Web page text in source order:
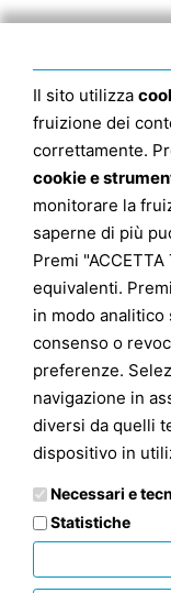
Il sito utilizza
fruizione dei
correttamente.
cookie e
monitorare la
saperne di più
Premi
equivalenti.
in modo
consenso o
preferenze.
navigazione in
diversi da quelli
dispositivo in
Necessari e
Statistiche